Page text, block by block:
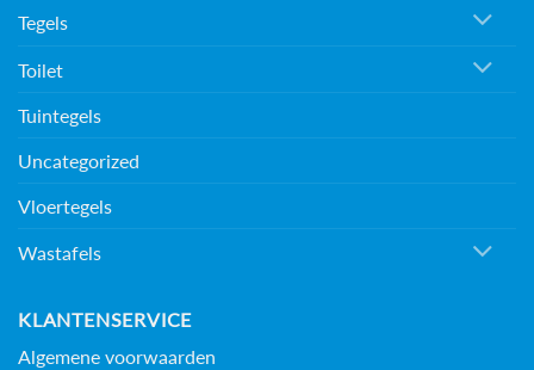
Tegels
Toilet
Tuintegels
Uncategorized
Vloertegels
Wastafels
KLANTENSERVICE
Algemene voorwaarden